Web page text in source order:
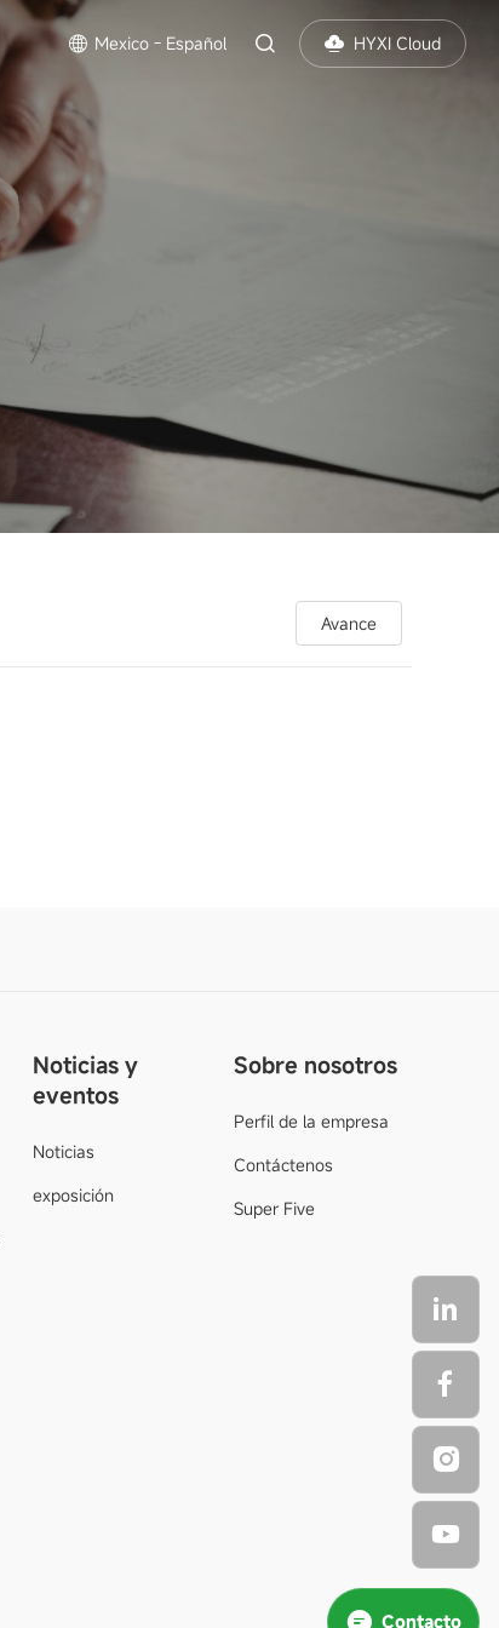
Mexico - Español HYXI Cloud
Avance
Noticias y
eventos
Noticias
exposición
Sobre nosotros
Perfil de la empresa
Contáctenos
Super Five
Contacto